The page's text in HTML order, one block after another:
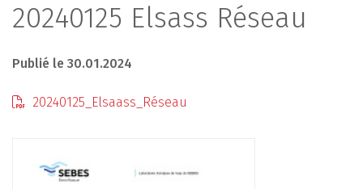
20240125 Elsass Réseau
Publié le 30.01.2024
20240125_Elsaass_Réseau